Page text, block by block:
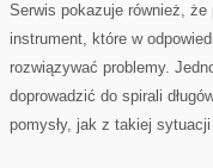
Serwis pokazuje również,
instrument, które w
rozwiązywać problemy.
doprowadzić do spirali
pomysły, jak z takiej